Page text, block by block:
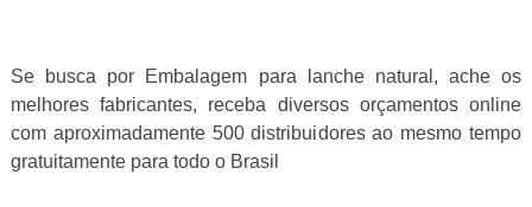
Se busca por Embalagem para lanche natural, ache os
melhores fabricantes, receba diversos orçamentos online
com aproximadamente 500 distribuidores ao mesmo tempo
gratuitamente para todo o Brasil